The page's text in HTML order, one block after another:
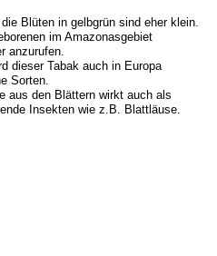
Blüten in gelbgrün sind eher klein.
im Amazonasgebiet
anzurufen.
dieser Tabak auch in Europa
Sorten.
aus den Blättern wirkt auch als
Insekten wie z.B. Blattläuse.